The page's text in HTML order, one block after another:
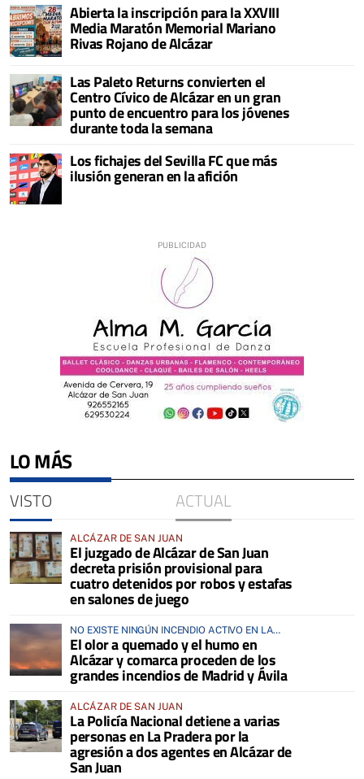
Abierta la inscripción para la XXVIII
Media Maratón Memorial Mariano
Rivas Rojano de Alcázar
Las Paleto Returns convierten el
Centro Cívico de Alcázar en un gran
punto de encuentro para los jóvenes
durante toda la semana
Los fichajes del Sevilla FC que más
ilusión generan en la afición
LO MÁS
VISTO ACTUAL
ALCÁZAR DE SAN JUAN
El juzgado de Alcázar de San Juan
decreta prisión provisional para
cuatro detenidos por robos y estafas
en salones de juego
NO EXISTE NINGÚN INCENDIO ACTIVO EN LA
COMARCA
El olor a quemado y el humo en
Alcázar y comarca proceden de los
grandes incendios de Madrid y Ávila
ALCÁZAR DE SAN JUAN
La Policía Nacional detiene a varias
personas en La Pradera por la
agresión a dos agentes en Alcázar de
San Juan